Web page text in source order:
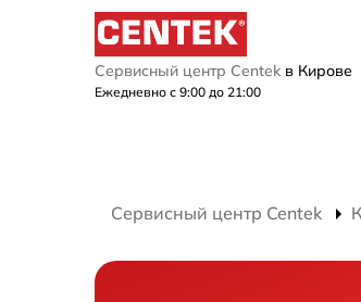
Сервисный центр Centek в Кирове
Ежедневно с 9:00 до 21:00
Сервисный центр Centek